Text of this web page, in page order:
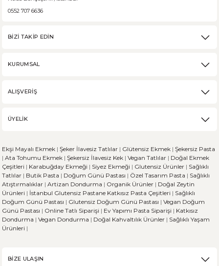
Medovik, Slav mutfağından dünyaya yayılmış bir pastadır. Eski
Karabuğday, son zamanlarda sağlıklı beslenme trendinin
Ekşi Mayalı Ekmek ve Diğer Ekmek Çeşitleri
Ekmek, dünya genelinde her kültürün sofralarında önemli bir yere
DEVAMI
0552 707 6636
BİZİ TAKİP EDİN
KURUMSAL
ALIŞVERİŞ
ÜYELİK
Ekşi Mayalı Ekmek | Şeker İlavesiz Tatlılar | Glütensiz Ekmek | Şekersiz Pasta
| Ata Tohumu Ekmek | Şekersiz İlavesiz Kek | Vegan Tatlılar | Doğal Ekmek
Çeşitleri | Karabuğday Ekmeği | Siyez Ekmeği | Glutensiz Ürünler | Sağlıklı
Tatlılar | Butik Pasta | Doğum Günü Pastası | Özel Tasarım Pasta | Sağlıklı
Atıştırmalıklar | Artizan Dondurma | Organik Ürünler | Doğal Zeytin
Ürünleri | İstanbul Glutensiz Pastane Katkısız Pasta Çeşitleri | Sağlıklı
Doğum Günü Pastası | Glutensiz Doğum Günü Pastası | Vegan Doğum
Günü Pastası | Online Tatlı Siparişi | Ev Yapımı Pasta Siparişi | Katkısız
Dondurma | Vegan Dondurma | Doğal Kahvaltılık Ürünler | Sağlıklı Yaşam
Ürünleri |
BİZE ULAŞIN